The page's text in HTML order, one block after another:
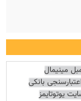
مینیمال
بانکی
یوتوتایمز